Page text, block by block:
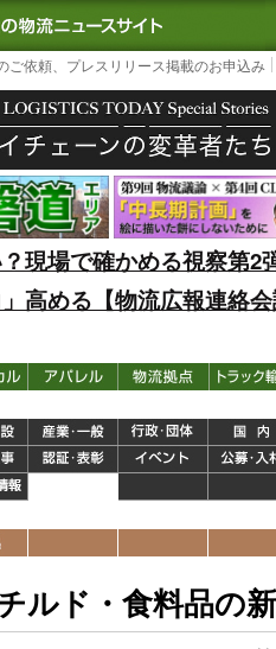
TODAY｜国内最大の物流ニ
ご依頼、プレスリリース掲載のお申込み
現場で確かめる視察第2
高める【物流広報連絡
ルド・食料品の